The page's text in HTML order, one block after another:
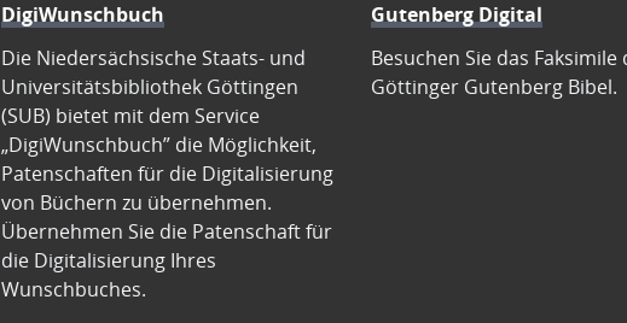
DigiWunschbuch
Die Niedersächsische Staats- und
Universitätsbibliothek Göttingen
(SUB) bietet mit dem Service
„DigiWunschbuch” die Möglichkeit,
Patenschaften für die Digitalisierung
von Büchern zu übernehmen.
Übernehmen Sie die Patenschaft für
die Digitalisierung Ihres
Wunschbuches.
Gutenberg Digital
Besuchen Sie das Faksimile
Göttinger Gutenberg Bibel.